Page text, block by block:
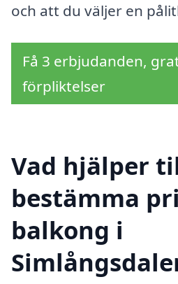
och att du väljer en
Få 3 erbjudanden,
förpliktelser
Vad hjälper
bestämma
balkong i